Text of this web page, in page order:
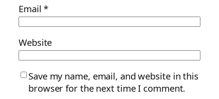
Email*
Website
Save my name, email, and website in this
browser for the next time I comment.